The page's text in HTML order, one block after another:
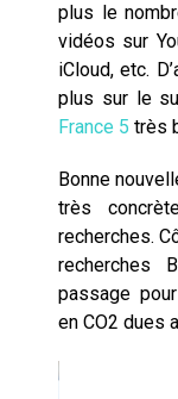
plus le
vidéos sur
iCloud, etc.
plus sur le
France 5 très
Bonne
très
recherches.
recherches
passage
en CO2 dues